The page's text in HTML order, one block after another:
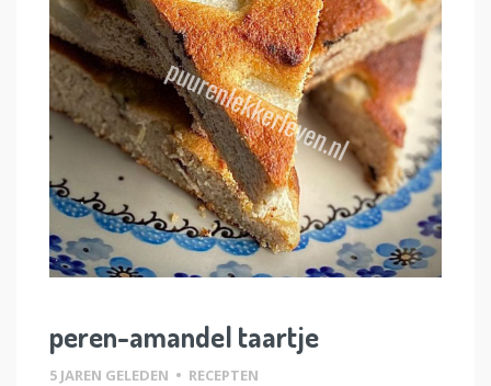
peren-amandel taartje
5 JAREN GELEDEN • RECEPTEN